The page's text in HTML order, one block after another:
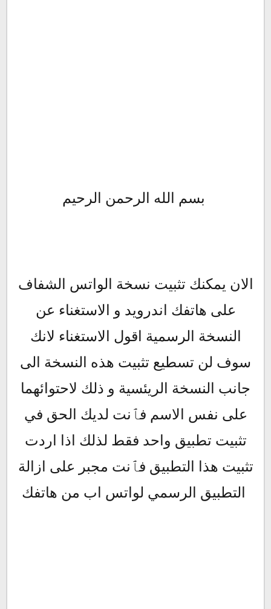
الان يمكنك تثبيت نسخة الواتس الشفاف
على هاتفك اندرويد و الاستغناء عن
النسخة الرسمية اقول الاستغناء لانك
سوف لن تسطيع تثبيت هذه النسخة الى
جانب النسخة الريئسية و ذلك لاحتوائهما
على نفس الاسم فٱنت لديك الحق في
تثبيت تطبيق واحد فقط لذلك اذا اردت
تثبيت هذا التطبيق فٱنت مجبر على ازالة